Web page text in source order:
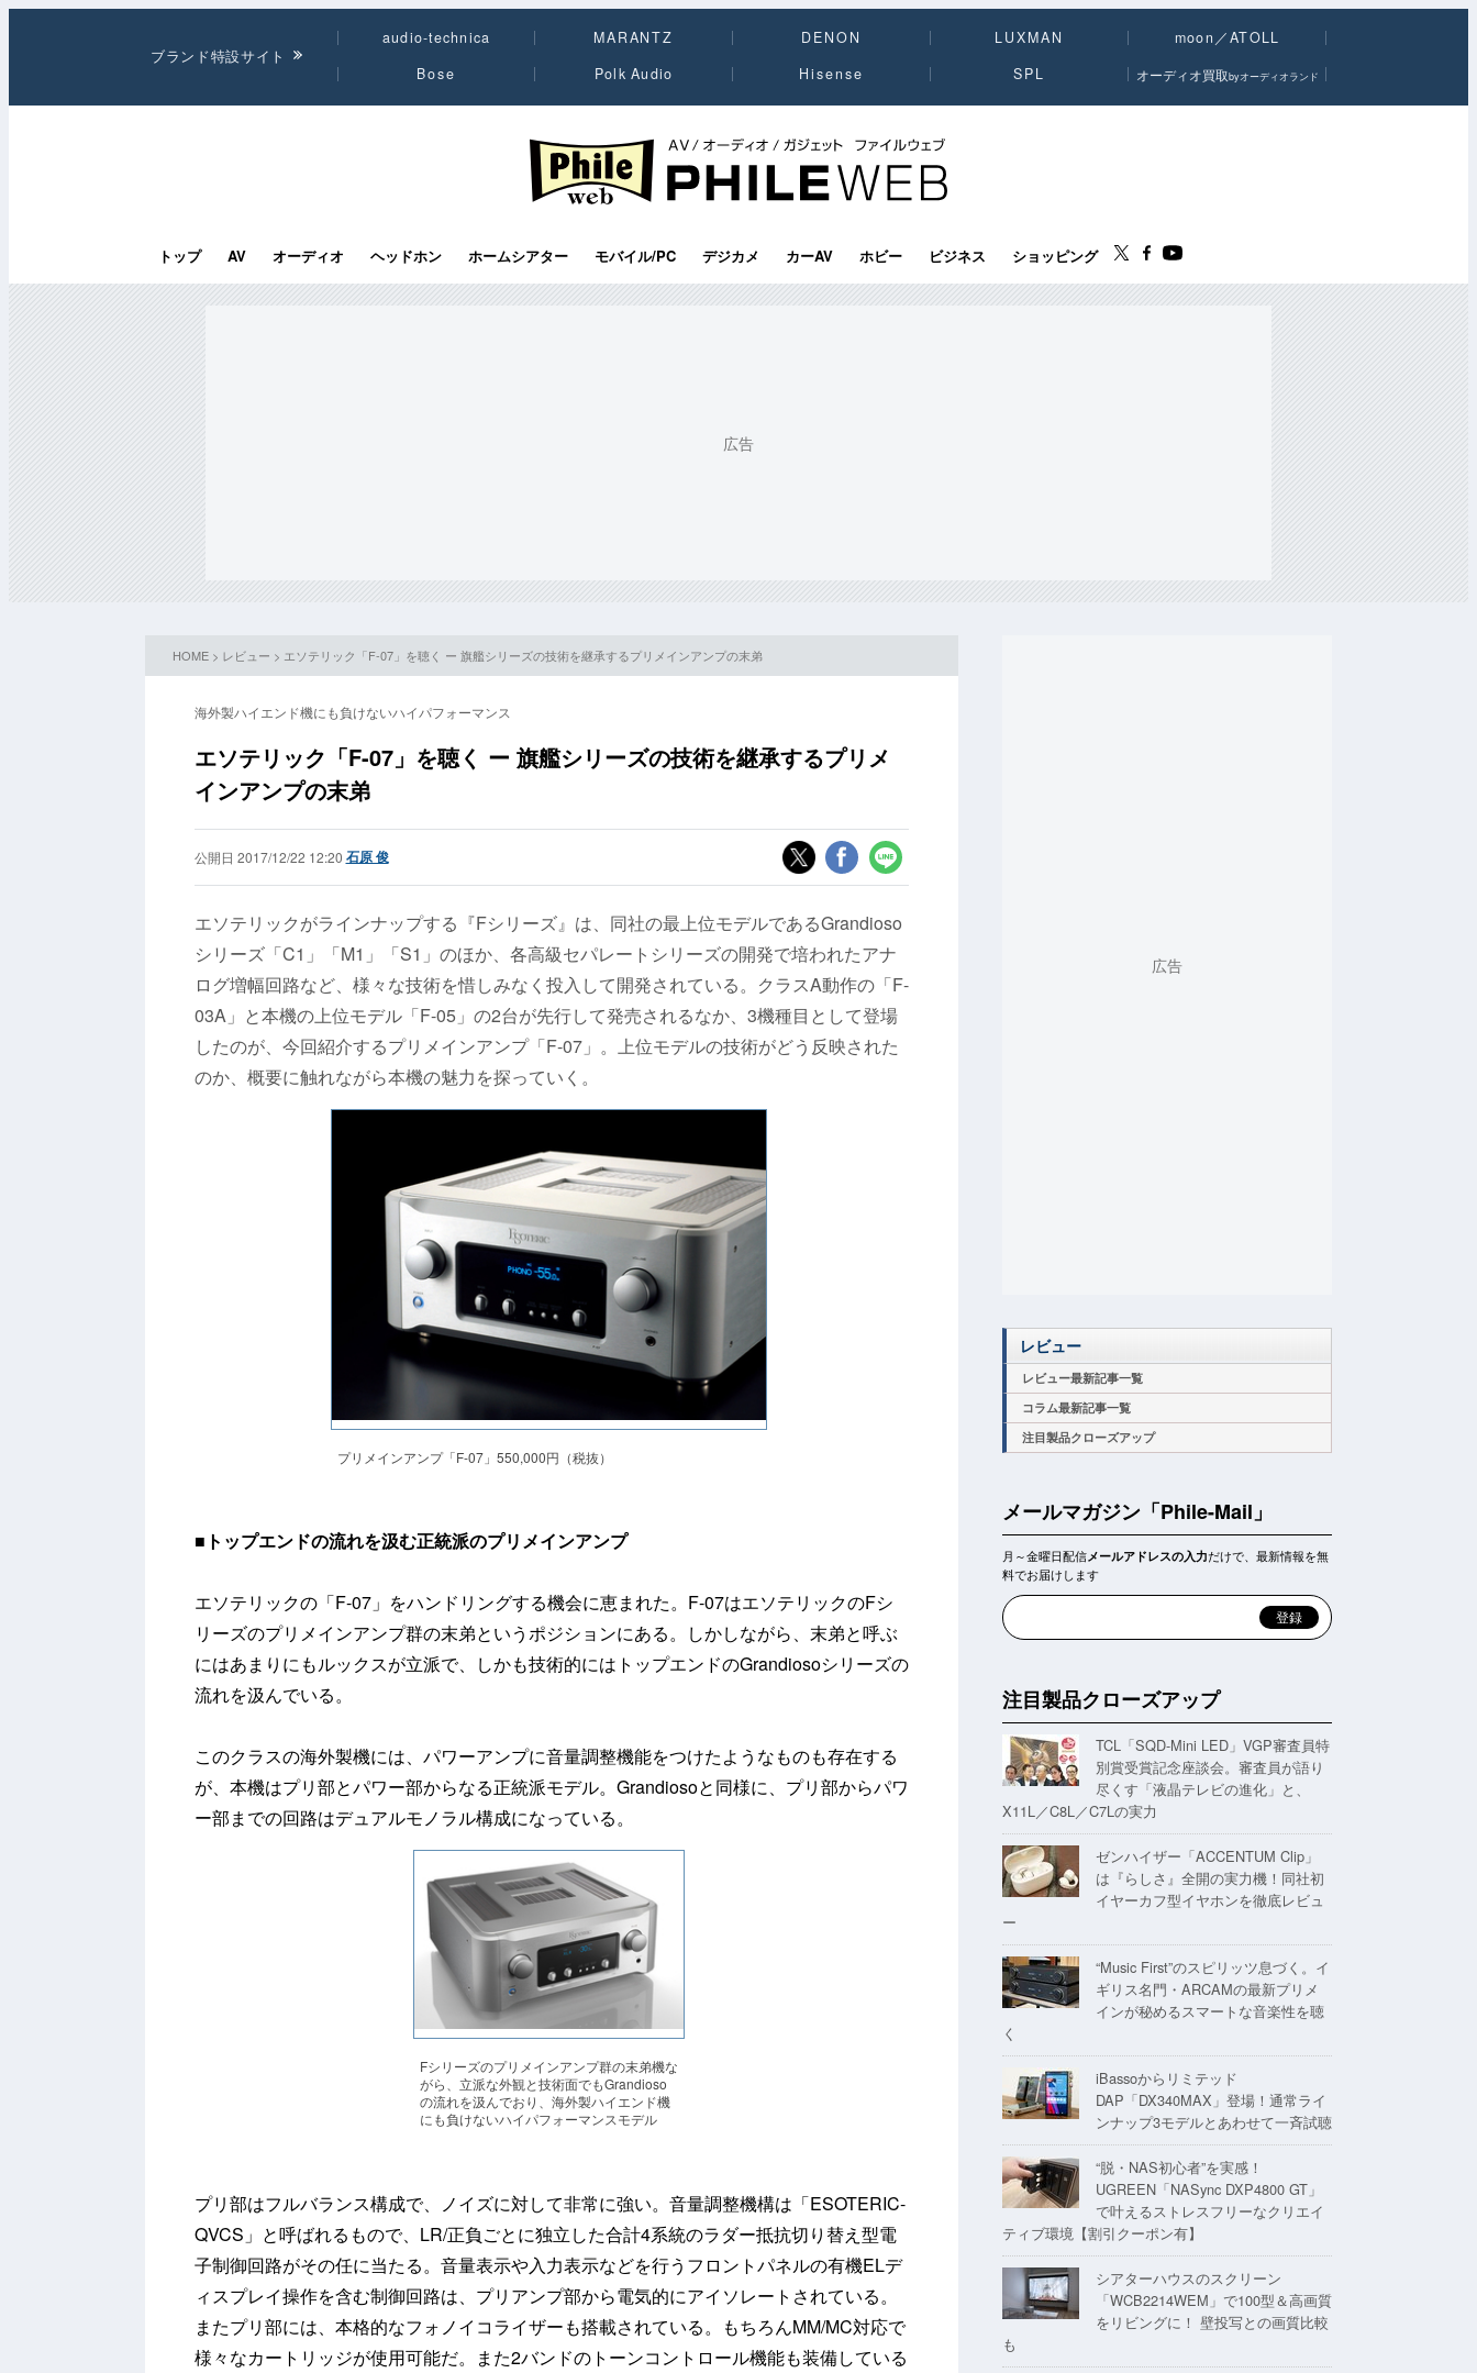
ブランド特設サイト
audio-technica MARANTZ DENON LUXMAN
moon／ATOLL
Bose
Polk Audio Hisense SPL オーディオ買取byオーディオランド
PHILE WEB｜AV/オーディオ/ガジェット
トップ AV オーディオ ヘッドホン ホームシアター モバイル/PC デジカメ カーAV ホビー ビジネス ショッピング
HOME > レビュー > エソテリック「F-07」を聴く ー 旗艦シリーズの技術を継承するプリメインアンプの末弟
海外製ハイエンド機にも負けないハイパフォーマンス
エソテリック「F-07」を聴く ー 旗艦シリーズの技術を継承するプリメ
インアンプの末弟
公開日 2017/12/22 12:20 石原 俊
エソテリックがラインナップする『Fシリーズ』は、同社の最上位モデルであるGrandioso
シリーズ「C1」「M1」「S1」のほか、各高級セパレートシリーズの開発で培われたアナ
ログ増幅回路など、様々な技術を惜しみなく投入して開発されている。クラスA動作の「F-
03A」と本機の上位モデル「F-05」の2台が先行して発売されるなか、3機種目として登場
したのが、今回紹介するプリメインアンプ「F-07」。上位モデルの技術がどう反映された
のか、概要に触れながら本機の魅力を探っていく。
プリメインアンプ「F-07」550,000円（税抜）
■ トップエンドの流れを汲む正統派のプリメインアンプ
エソテリックの「F-07」をハンドリングする機会に恵まれた。F-07はエソテリックのFシ
リーズのプリメインアンプ群の末弟というポジションにある。しかしながら、末弟と呼ぶ
にはあまりにもルックスが立派で、しかも技術的にはトップエンドのGrandiosoシリーズの
流れを汲んでいる。
このクラスの海外製機には、パワーアンプに音量調整機能をつけたようなものも存在する
が、本機はプリ部とパワー部からなる正統派モデル。Grandiosoと同様に、プリ部からパワ
ー部までの回路はデュアルモノラル構成になっている。
Fシリーズのプリメインアンプ群の末弟機な
がら、立派な外観と技術面でもGrandioso
の流れを汲んでおり、海外製ハイエンド機
にも負けないハイパフォーマンスモデル
プリ部はフルバランス構成で、ノイズに対して非常に強い。音量調整機構は「ESOTERIC-
QVCS」と呼ばれるもので、LR/正負ごとに独立した合計4系統のラダー抵抗切り替え型電
子制御回路がその任に当たる。音量表示や入力表示などを行うフロントパネルの有機ELデ
ィスプレイ操作を含む制御回路は、プリアンプ部から電気的にアイソレートされている。
またプリ部には、本格的なフォノイコライザーも搭載されている。もちろんMM/MC対応で
様々なカートリッジが使用可能だ。また2バンドのトーンコントロール機能も装備している
レビュー
レビュー最新記事一覧
コラム最新記事一覧
注目製品クローズアップ
メールマガジン「Phile-Mail」
月～金曜日配信メールアドレスの入力だけで、最新情報を無
料でお届けします
注目製品クローズアップ
TCL「SQD-Mini LED」VGP審査員特
別賞受賞記念座談会。審査員が語り
尽くす「液晶テレビの進化」と、
X11L／C8L／C7Lの実力
ゼンハイザー「ACCENTUM Clip」
は『らしさ』全開の実力機！同社初
イヤーカフ型イヤホンを徹底レビュ
ー
“Music First”のスピリッツ息づく。イ
ギリス名門・ARCAMの最新プリメ
インが秘めるスマートな音楽性を聴
く
iBassoからリミテッド
DAP「DX340MAX」登場！通常ライ
ンナップ3モデルとあわせて一斉試聴
“脱・NAS初心者”を実感！
UGREEN「NASync DXP4800 GT」
で叶えるストレスフリーなクリエイ
ティブ環境【割引クーポン有】
シアターハウスのスクリーン
「WCB2214WEM」で100型＆高画質
をリビングに！ 壁投写との画質比較
も